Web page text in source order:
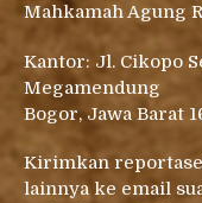
Mahkamah Agung
Kantor: Jl. Cikopo
Megamendung
Bogor, Jawa Barat
Kirimkan
lainnya ke email